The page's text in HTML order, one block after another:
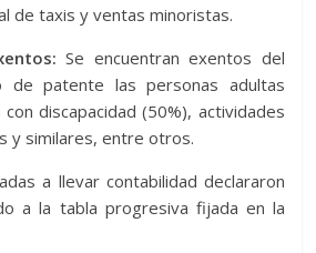
de taxis y ventas minoristas.
Se encuentran exentos del
de patente las personas adultas
discapacidad (50%), actividades
y similares, entre otros.
a llevar contabilidad declararon
a la tabla progresiva fijada en la